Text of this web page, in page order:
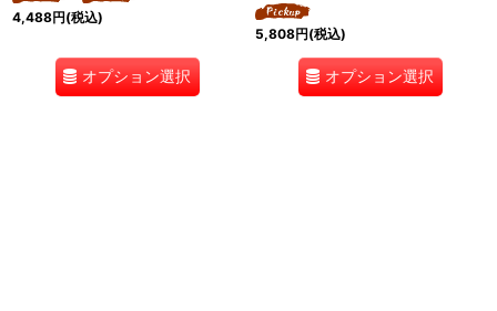
4,488円(税込)
オプション選択
5,808円(税込)
オプション選択